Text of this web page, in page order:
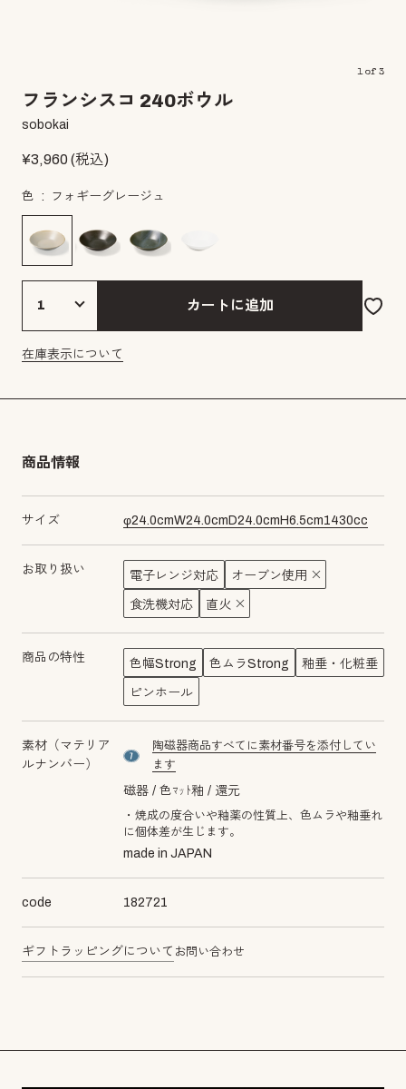
1of 3
フランシスコ 240ボウル
sobokai
¥3,960(税込)
色 フォギーグレージュ
カートに追加
在庫表示について
商品情報
サイズ φ24.0cmW24.0cm D24.0cm H6.5cm1430cc
お取り扱い 電子レンジ対応 オーブン使用
食洗機対応 直火
商品の特性 色幅Strong 色ムラStrong 釉垂・化粧垂
ピンホール
素材（マテリア
ルナンバー）
material number7
陶磁器商品すべてに素材番号を添付してい
ます
磁器 色ﾏｯﾄ釉 還元
・焼成の度合いや釉薬の性質上、色ムラや釉垂れ
に個体差が生じます。
made in JAPAN
code 182721
ギフトラッピングについて お問い合わせ